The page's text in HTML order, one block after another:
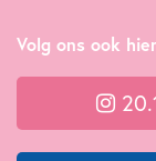
Volg ons ook hier